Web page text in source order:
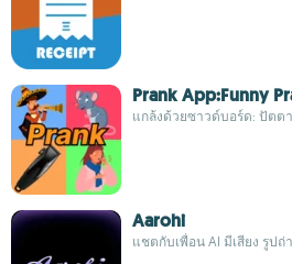
Prank App:Funny
แกล้งด้วยซาวด์บอร์ด: ปัตต
Aarohi
แชตกับเพื่อน AI มีเสียง รูป